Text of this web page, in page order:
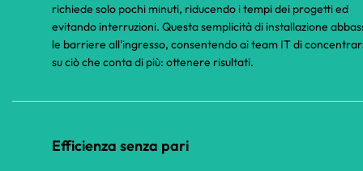
richiede solo pochi minuti, riducendo i tempi dei progetti ed
evitando interruzioni. Questa semplicità di installazione
le barriere all'ingresso, consentendo ai team IT di
su ciò che conta di più: ottenere risultati.
Efficienza senza pari